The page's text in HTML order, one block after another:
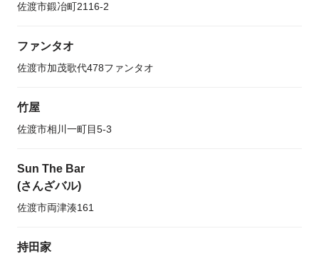
佐渡市鍛冶町2116-2
ファンタオ
佐渡市加茂歌代478ファンタオ
竹屋
佐渡市相川一町目5-3
Sun The Bar
(さんざバル)
佐渡市両津湊161
持田家